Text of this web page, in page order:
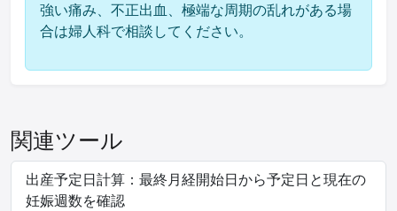
強い痛み、不正出血、極端な周期の乱れがある場
合は婦人科で相談してください。
関連ツール
出産予定日計算：最終月経開始日から予定日と現在の
妊娠週数を確認